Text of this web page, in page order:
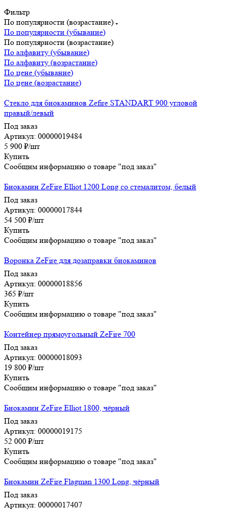
Фильтр
По популярности (возрастание)
По популярности (убывание)
По популярности (возрастание)
По алфавиту (убывание)
По алфавиту (возрастание)
По цене (убывание)
По цене (возрастание)
Стекло для биокаминов Zefire STANDART 900 угловой
правый/левый
Под заказ
Артикул: 00000019484
5 900 ₽/шт
Купить
Сообщим информацию о товаре "под заказ"
Биокамин ZeFire Elliot 1200 Long со стемалитом, белый
Под заказ
Артикул: 00000017844
54 500 ₽/шт
Купить
Сообщим информацию о товаре "под заказ"
Воронка ZeFire для дозаправки биокаминов
Под заказ
Артикул: 00000018856
365 ₽/шт
Купить
Сообщим информацию о товаре "под заказ"
Контейнер прямоугольный ZeFire 700
Под заказ
Артикул: 00000018093
19 800 ₽/шт
Купить
Сообщим информацию о товаре "под заказ"
Биокамин ZeFire Elliot 1800, чёрный
Под заказ
Артикул: 00000019175
52 000 ₽/шт
Купить
Сообщим информацию о товаре "под заказ"
Биокамин ZeFire Flagman 1300 Long, чёрный
Под заказ
Артикул: 00000017407